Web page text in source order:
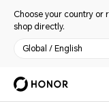
Choose your country or
shop directly.
Global / English